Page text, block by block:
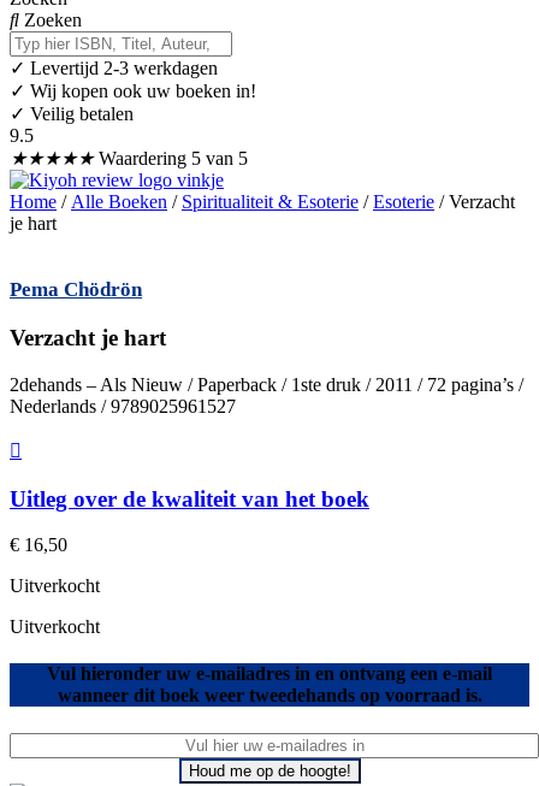
Zoeken
✓ Levertijd 2-3 werkdagen
✓ Wij kopen ook uw boeken in!
✓ Veilig betalen
9.5
★★★★★ Waardering 5 van 5
Home / Alle Boeken / Spiritualiteit & Esoterie /Esoterie / Verzacht
je hart
Pema Chödrön
Verzacht je hart
2dehands – Als Nieuw / Paperback / 1ste druk / 2011 / 72 pagina’s /
Nederlands / 9789025961527
Uitleg over de kwaliteit van het boek
€ 16,50
Uitverkocht
Uitverkocht
Vul hieronder uw e-mailadres in en ontvang een e-mail
wanneer dit boek weer tweedehands op voorraad is.
Houd me op de hoogte!